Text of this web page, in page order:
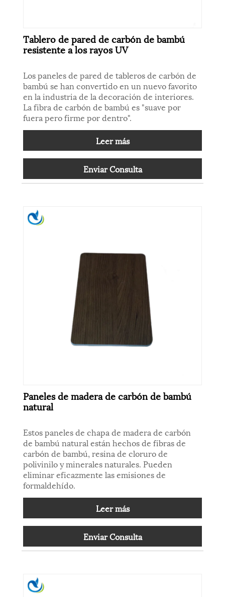
Tablero de pared de carbón de bambú
resistente a los rayos UV
Los paneles de pared de tableros de carbón de
bambú se han convertido en un nuevo favorito
en la industria de la decoración de interiores.
La fibra de carbón de bambú es "suave por
fuera pero firme por dentro".
Leer más
Enviar Consulta
Paneles de madera de carbón de bambú
natural
Estos paneles de chapa de madera de carbón
de bambú natural están hechos de fibras de
carbón de bambú, resina de cloruro de
polivinilo y minerales naturales. Pueden
eliminar eficazmente las emisiones de
formaldehído.
Leer más
Enviar Consulta